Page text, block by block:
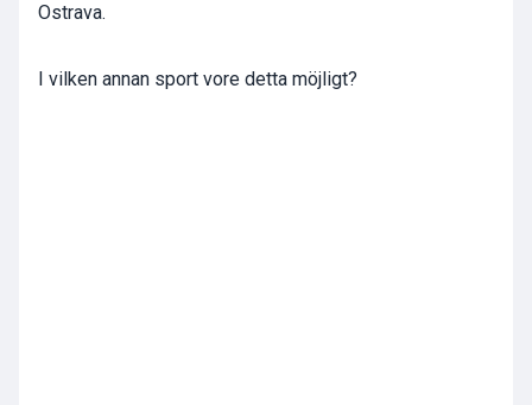
Ostrava.
I vilken annan sport vore detta möjligt?